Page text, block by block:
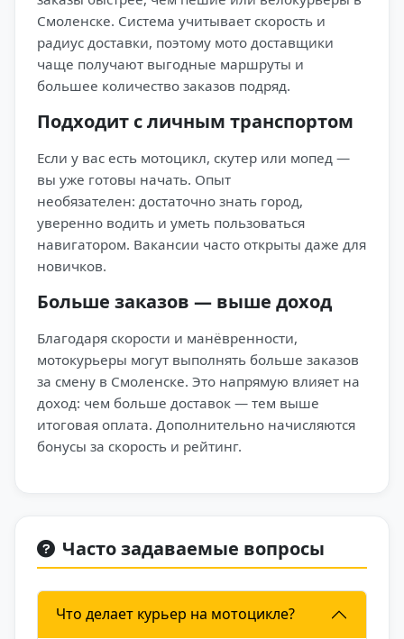
Смоленске. Система учитывает скорость и
радиус доставки, поэтому мото доставщики
чаще получают выгодные маршруты и
большее количество заказов подряд.
Подходит с личным транспортом
Если у вас есть мотоцикл, скутер или мопед —
вы уже готовы начать. Опыт
необязателен: достаточно знать город,
уверенно водить и уметь пользоваться
навигатором. Вакансии часто открыты даже для
новичков.
Больше заказов — выше доход
Благодаря скорости и манёвренности,
мотокурьеры могут выполнять больше заказов
за смену в Смоленске. Это напрямую влияет на
доход: чем больше доставок — тем выше
итоговая оплата. Дополнительно начисляются
бонусы за скорость и рейтинг.
Часто задаваемые вопросы
Что делает курьер на мотоцикле?